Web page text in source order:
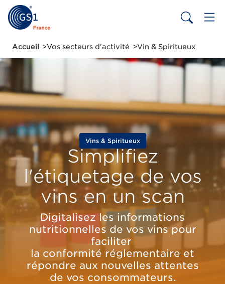
Aller
au
contenu
d'Ariane
Accueil Vos secteurs d'activité Vin & Spiritueux
Vins & Spiritueux
Simplifiez
l'étiquetage de vos
vins en un scan
Digitalisez les informations
nutritionnelles de vos vins pour
faciliter
la conformité réglementaire et
répondre aux nouvelles attentes
de vos consommateurs.